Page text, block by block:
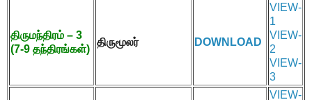
திருமந்திரம் – 3
(7-9 தந்திரங்கள்)
திருமூலர் DOWNLOAD
VIEW-
1
VIEW-
2
VIEW-
3
VIEW-